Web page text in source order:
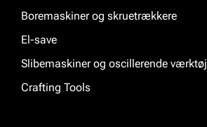
Boremaskiner og skruetrækkere
El-save
Slibemaskiner og oscillerende værktøj
Crafting Tools